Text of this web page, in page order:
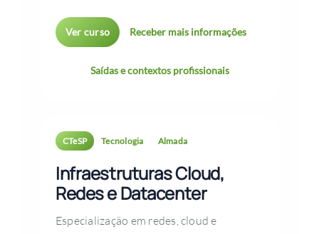
Ver curso Receber mais informações
Saídas e contextos profissionais
CTeSP Tecnologia Almada
Infraestruturas Cloud,
Redes e Datacenter
Especialização em redes, cloud e